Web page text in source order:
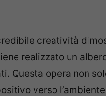
creatività
realizzato un
Questa opera non
verso